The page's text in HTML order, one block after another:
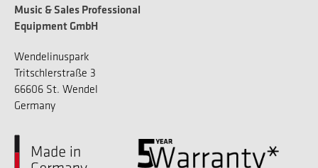
Music & Sales Professional
Equipment GmbH
Wendelinuspark
Tritschlerstraße 3
66606 St. Wendel
Germany